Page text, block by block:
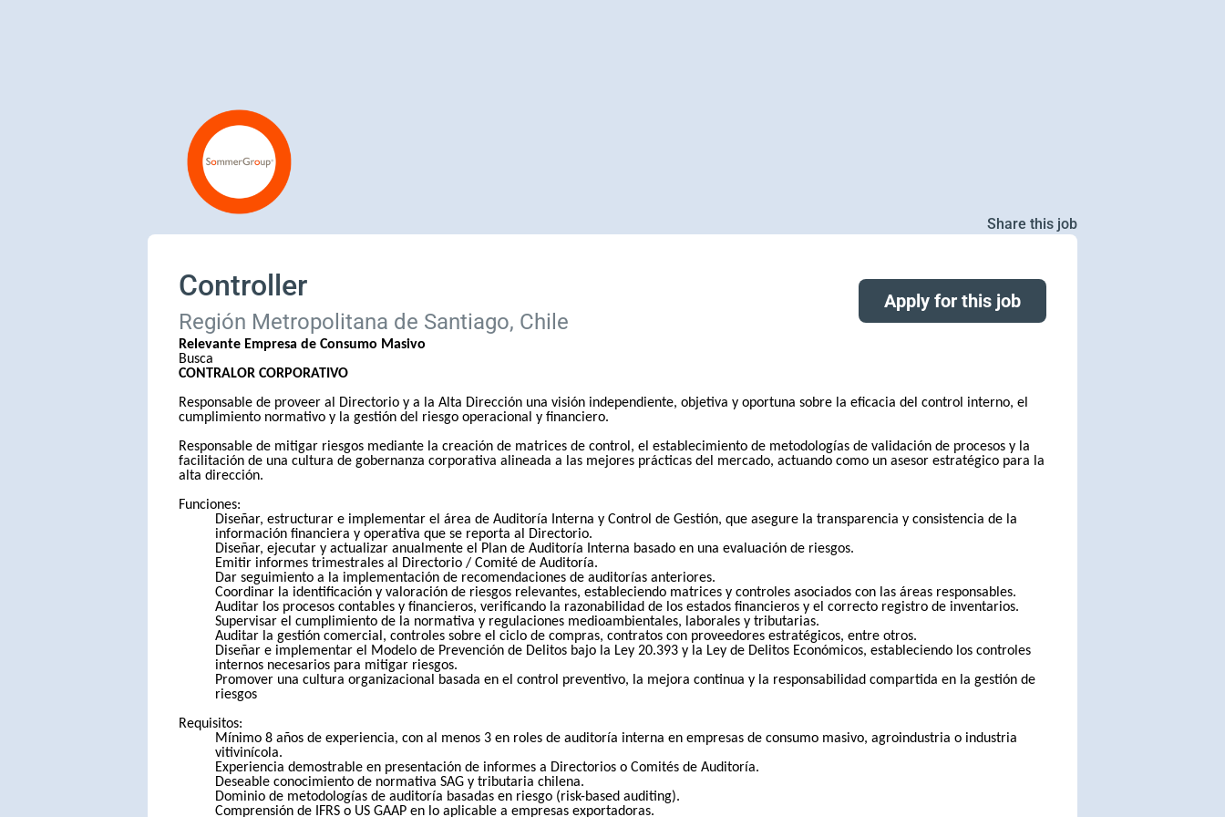
Share this job
Controller
Región Metropolitana de Santiago, Chile
Apply for this job
Relevante Empresa de Consumo Masivo
Busca
CONTRALOR CORPORATIVO
Responsable de proveer al Directorio y a la Alta Dirección una visión independiente, objetiva y oportuna sobre la eficacia del control interno, el
cumplimiento normativo y la gestión del riesgo operacional y financiero.
Responsable de mitigar riesgos mediante la creación de matrices de control, el establecimiento de metodologías de validación de procesos y la
facilitación de una cultura de gobernanza corporativa alineada a las mejores prácticas del mercado, actuando como un asesor estratégico para la
alta dirección.
Funciones:
Diseñar, estructurar e implementar el área de Auditoría Interna y Control de Gestión, que asegure la transparencia y consistencia de la
información financiera y operativa que se reporta al Directorio.
Diseñar, ejecutar y actualizar anualmente el Plan de Auditoría Interna basado en una evaluación de riesgos.
Emitir informes trimestrales al Directorio / Comité de Auditoría.
Dar seguimiento a la implementación de recomendaciones de auditorías anteriores.
Coordinar la identificación y valoración de riesgos relevantes, estableciendo matrices y controles asociados con las áreas responsables.
Auditar los procesos contables y financieros, verificando la razonabilidad de los estados financieros y el correcto registro de inventarios.
Supervisar el cumplimiento de la normativa y regulaciones medioambientales, laborales y tributarias.
Auditar la gestión comercial, controles sobre el ciclo de compras, contratos con proveedores estratégicos, entre otros.
Diseñar e implementar el Modelo de Prevención de Delitos bajo la Ley 20.393 y la Ley de Delitos Económicos, estableciendo los controles
internos necesarios para mitigar riesgos.
Promover una cultura organizacional basada en el control preventivo, la mejora continua y la responsabilidad compartida en la gestión de
riesgos
Requisitos:
Mínimo 8 años de experiencia, con al menos 3 en roles de auditoría interna en empresas de consumo masivo, agroindustria o industria
vitivinícola.
Experiencia demostrable en presentación de informes a Directorios o Comités de Auditoría.
Deseable conocimiento de normativa SAG y tributaria chilena.
Dominio de metodologías de auditoría basadas en riesgo (risk-based auditing).
Comprensión de IFRS o US GAAP en lo aplicable a empresas exportadoras.